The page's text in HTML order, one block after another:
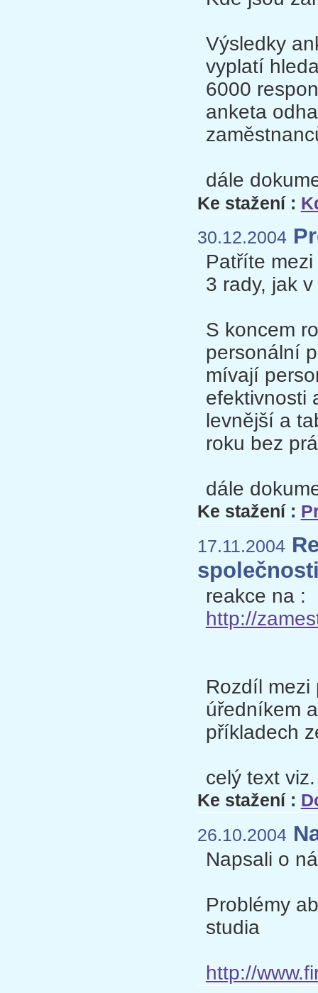
Výsledky
vyplatí
6000
anketa
dále
Ke stažení :
30.12.2004
Patříte
3 rady, jak
S koncem
personální
mívají
efektivnosti
levnější a
roku bez
dále
Ke stažení :
17.11.2004
reakce na :
http://
Rozdíl mezi
úředníkem
příkladech
celý text
Ke stažení :
26.10.2004
Napsali o
Problémy
studia
http://